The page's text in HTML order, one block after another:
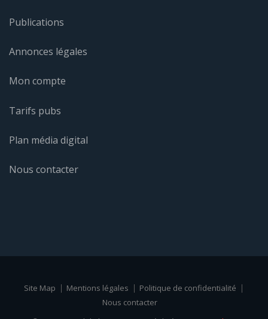
Publications
Annonces légales
Mon compte
Tarifs pubs
Plan média digital
Nous contacter
Site Map Mentions légales
Politique de confidentialité
Nous contacter